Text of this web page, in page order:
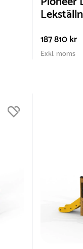
187 810 kr
Exkl. moms